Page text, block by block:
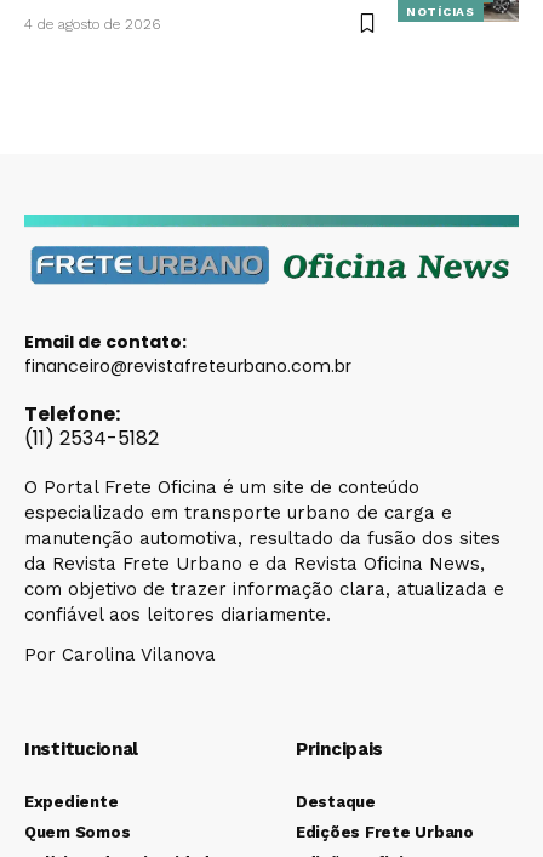
NOTÍCIAS
4 de agosto de 2026
Email de contato:
financeiro@revistafreteurbano.com.br
Telefone:
(11) 2534-5182
O Portal Frete Oficina é um site de conteúdo
especializado em transporte urbano de carga e
manutenção automotiva, resultado da fusão dos sites
da Revista Frete Urbano e da Revista Oficina News,
com objetivo de trazer informação clara, atualizada e
confiável aos leitores diariamente.
Por Carolina Vilanova
Institucional
Expediente
Quem Somos
Principais
Destaque
Edições Frete Urbano